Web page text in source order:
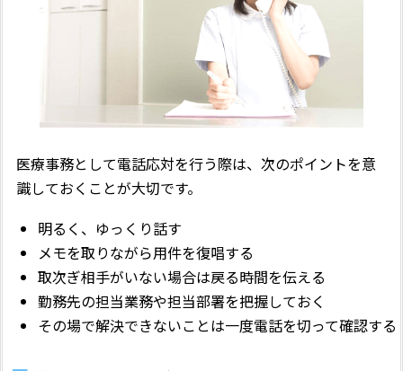
医療事務として電話応対を行う際は、次のポイントを意
識しておくことが大切です。
明るく、ゆっくり話す
メモを取りながら用件を復唱する
取次ぎ相手がいない場合は戻る時間を伝える
勤務先の担当業務や担当部署を把握しておく
その場で解決できないことは一度電話を切って確認する